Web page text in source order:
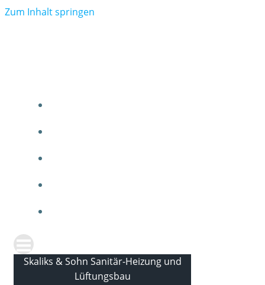
Zum Inhalt springen
Skaliks & Sohn Sanitär-Heizung und
Lüftungsbau